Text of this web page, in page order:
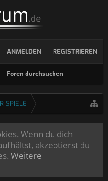
Foren durchsuchen
ANMELDEN REGISTRIEREN
SPIELE
Wenn du dich
akzeptierst du
Weitere